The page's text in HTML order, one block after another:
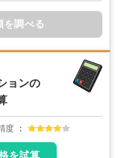
を調べる
ョンの
度
を試算